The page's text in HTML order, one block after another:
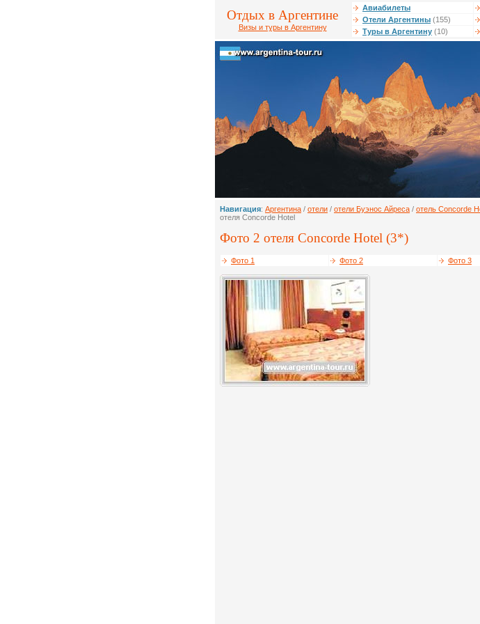
Отдых в Аргентине
Визы и туры в Аргентину
Авиабилеты
Отели Аргентины (155)
Туры в Аргентину (10)
Навигация: Аргентина / отели / отели Буэнос Айреса / отель Concorde
отеля Concorde Hotel
Фото 2 отеля Concorde Hotel (3*)
Фото 1 Фото 2 Фото 3